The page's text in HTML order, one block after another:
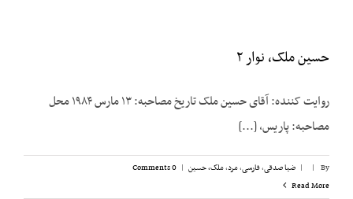
حسین ملک، نوار ۲
روایت کننده: آقای حسین ملک تاریخ مصاحبه: ۱۳ مارس ۱۹۸۴ محل
مصاحبه: پاریس، [...]
By
|
| ضیا صدقی,فارسی,مرد,ملک،‌ حسین |
0 Comments
Read More